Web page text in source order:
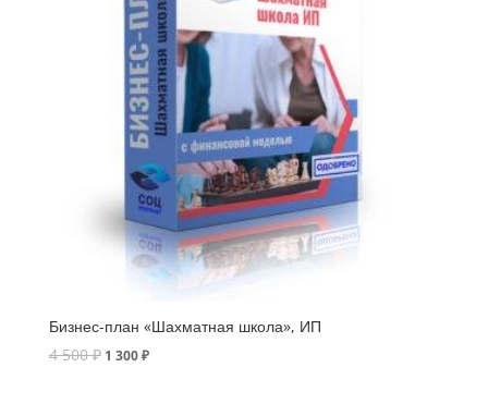
Бизнес-план «Шахматная школа», ИП
4 500₽ 1 300₽